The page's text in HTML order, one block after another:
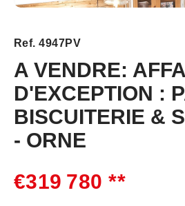
Ref. 4947PV
A VENDRE:
D'EXCEPTION :
BISCUITERIE &
- ORNE
€319 780 **